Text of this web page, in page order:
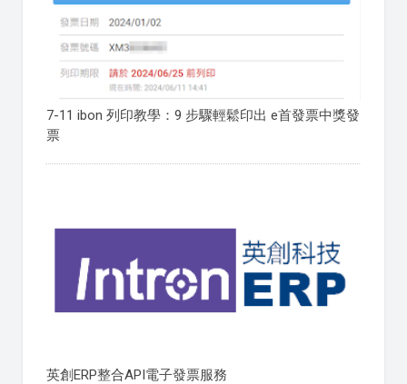
7-11 ibon 列印教學：9 步驟輕鬆印出 e首發票中獎發
票
英創ERP整合API電子發票服務